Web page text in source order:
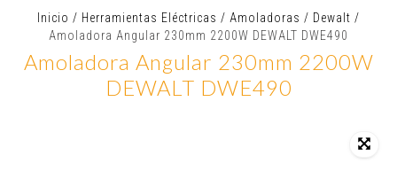
Inicio / Herramientas Eléctricas / Amoladoras / Dewalt /
Amoladora Angular 230mm 2200W DEWALT DWE490
Amoladora Angular 230mm 2200W
DEWALT DWE490